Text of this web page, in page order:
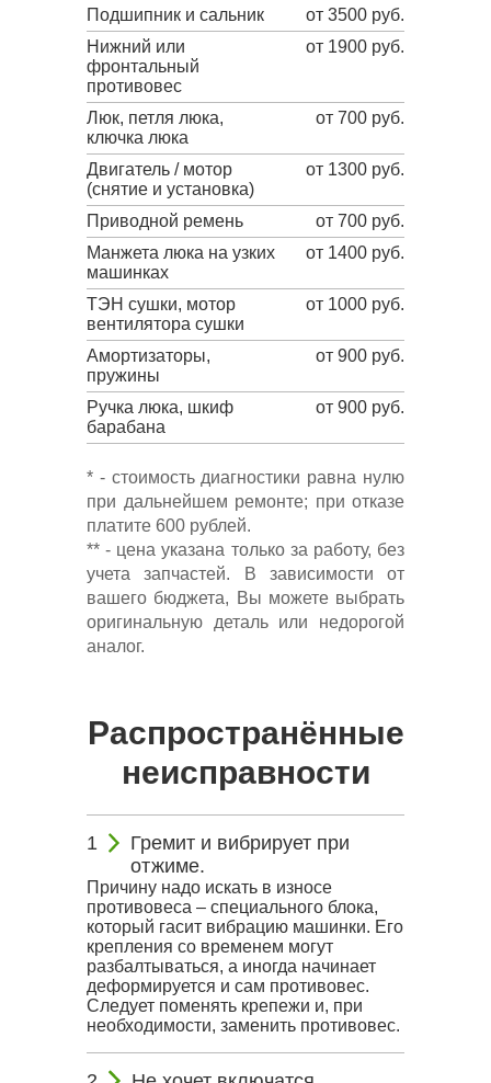
Подшипник и сальник
от 3500 руб.
Нижний или
фронтальный
противовес
от 1900 руб.
Люк, петля люка,
ключка люка
от 700 руб.
Двигатель / мотор
(снятие и установка)
от 1300 руб.
Приводной ремень
от 700 руб.
Манжета люка на узких
машинках
от 1400 руб.
ТЭН сушки, мотор
вентилятора сушки
от 1000 руб.
Амортизаторы,
пружины
от 900 руб.
Ручка люка, шкиф
барабана
от 900 руб.
* - стоимость диагностики равна нулю
при дальнейшем ремонте; при отказе
платите 600 рублей.
** - цена указана только за работу, без
учета запчастей. В зависимости от
вашего бюджета, Вы можете выбрать
оригинальную деталь или недорогой
аналог.
Распространённые
неисправности
Гремит и вибрирует при
отжиме.
Причину надо искать в износе
противовеса – специального блока,
который гасит вибрацию машинки. Его
крепления со временем могут
разбалтываться, а иногда начинает
деформируется и сам противовес.
Следует поменять крепежи и, при
необходимости, заменить противовес.